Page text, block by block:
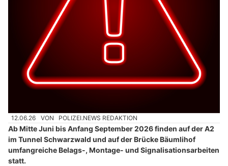
12.06.26 VON POLIZEI.NEWS REDAKTION
Ab Mitte Juni bis Anfang September 2026 finden auf der A2
im Tunnel Schwarzwald und auf der Brücke Bäumlihof
umfangreiche Belags-, Montage- und Signalisationsarbeiten
statt.